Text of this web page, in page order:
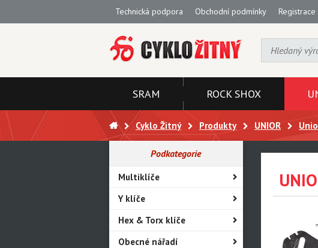
Technická podpora Obchodní podmínky Registrace
SRAM ROCK SHOX
Cyklo Žitný Produkty UNIOR
Podkategorie
Multiklíče
Y klíče
Hex & Torx klíče
Obecné nářadí